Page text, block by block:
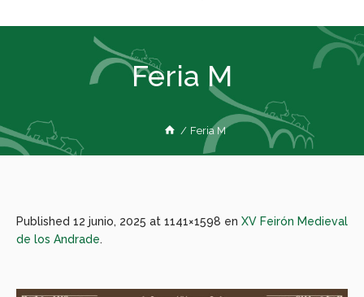
Feria M
/ Feria M
Published 12 junio, 2025 at 1141×1598 en XV Feirón Medieval
de los Andrade.